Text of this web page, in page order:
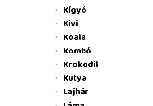
Kígyó
Kivi
Koala
Kombó
Krokodil
Kutya
Lajhár